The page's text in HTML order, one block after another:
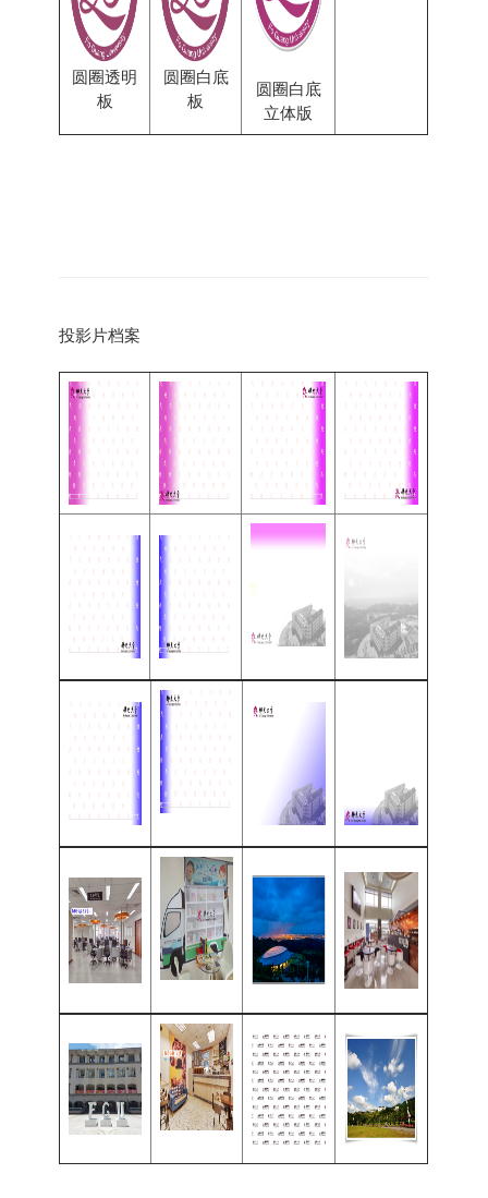
圆圈透明
板
圆圈白底
板
圆圈白底
立体版
投影片档案